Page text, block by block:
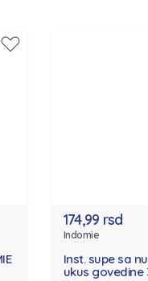
174,99 rsd
Indomie
Inst. supe sa
ukus govedine